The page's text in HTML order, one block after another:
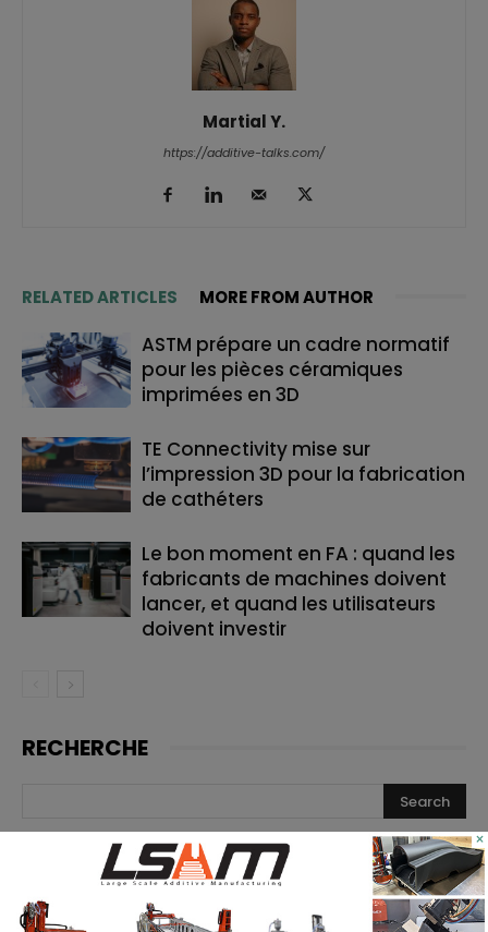
Martial Y.
https://additive-talks.com/
RELATED ARTICLES MORE FROM AUTHOR
ASTM prépare un cadre normatif
pour les pièces céramiques
imprimées en 3D
TE Connectivity mise sur
l’impression 3D pour la fabrication
de cathéters
Le bon moment en FA : quand les
fabricants de machines doivent
lancer, et quand les utilisateurs
doivent investir
RECHERCHE
×